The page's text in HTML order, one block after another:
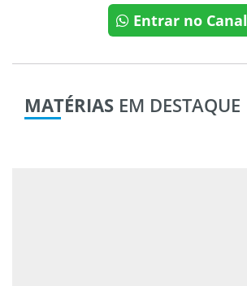
Entrar no Canal
MATÉRIAS EM DESTAQUE